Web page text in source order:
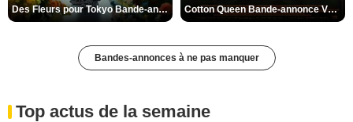
Des Fleurs pour Tokyo Bande-annonce VO STFR Cotton Queen Bande-annonce VO STFR
Bandes-annonces à ne pas manquer
Top actus de la semaine